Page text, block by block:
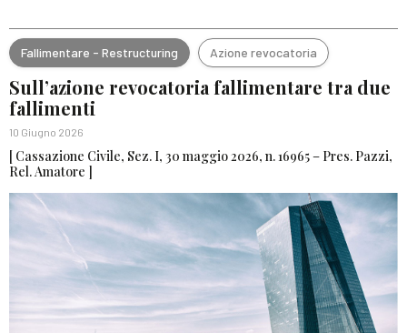
Fallimentare - Restructuring Azione revocatoria
Sull’azione revocatoria fallimentare tra due
fallimenti
10 Giugno 2026
[ Cassazione Civile, Sez. I, 30 maggio 2026, n. 16965 – Pres. Pazzi,
Rel. Amatore ]